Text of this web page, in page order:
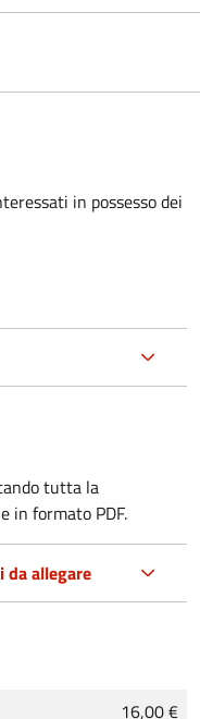
in possesso dei
tutta la
in formato PDF.
da allegare
16,00 €